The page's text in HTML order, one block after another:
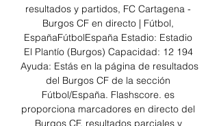
resultados y partidos, FC Cartagena -
Burgos CF en directo | Fútbol,
EspañaFútbolEspaña Estadio: Estadio
El Plantío (Burgos) Capacidad: 12 194
Ayuda: Estás en la página de resultados
del Burgos CF de la sección
Fútbol/España. Flashscore. es
proporciona marcadores en directo del
Burgos CF, resultados parciales y